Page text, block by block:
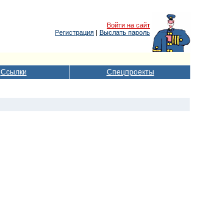
Войти на сайт
Регистрация | Выслать пароль
Ссылки Спецпроекты